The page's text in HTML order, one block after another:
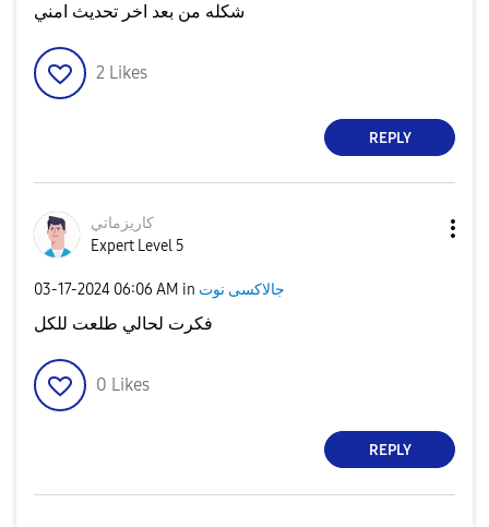
شكله من بعد اخر تحديث امني
2 Likes
REPLY
كاريزماتي
Expert Level 5
‎03-17-2024 06:06 AM in جالاكسى نوت
فكرت لحالي طلعت للكل
0 Likes
REPLY